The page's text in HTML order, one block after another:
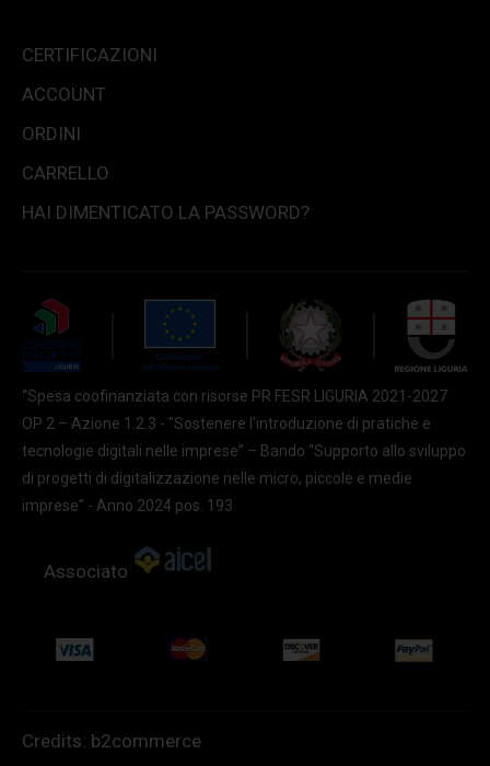
CERTIFICAZIONI
ACCOUNT
ORDINI
CARRELLO
HAI DIMENTICATO LA PASSWORD?
“Spesa coofinanziata con risorse PR FESR LIGURIA 2021-2027
OP 2 – Azione 1.2.3 - "Sostenere l'introduzione di pratiche e
tecnologie digitali nelle imprese” – Bando “Supporto allo sviluppo
di progetti di digitalizzazione nelle micro, piccole e medie
imprese” - Anno 2024 pos. 193
Associato
Credits: b2commerce